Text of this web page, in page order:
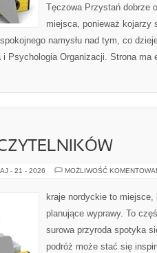
Tęczowa Przystań dobrze
miejsca, ponieważ kojarzy
namysłu nad tym, co
i Psychologia Organizacji. Strona ma
- 21 - 2026 MOŻLIWOŚĆ
kraje nordyckie to
planujące wyprawy. To
surowa przyroda spotyka
podróż może stać się